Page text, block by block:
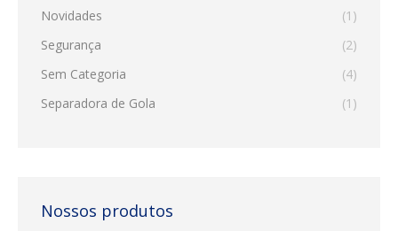
Novidades
(1)
Segurança
(2)
Sem Categoria
(4)
Separadora de Gola
(1)
Nossos produtos